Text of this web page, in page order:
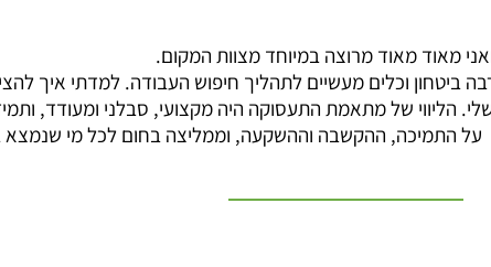
מאוד מאוד מרוצה במיוחד מצוות המקום.
ביטחון וכלים מעשיים לתהליך חיפוש העבודה. למדתי איך
שלי. הליווי של מתאמת התעסוקה היה מקצועי, סבלני ומעודד,
על התמיכה, ההקשבה וההשקעה, וממליצה בחום לכל מי